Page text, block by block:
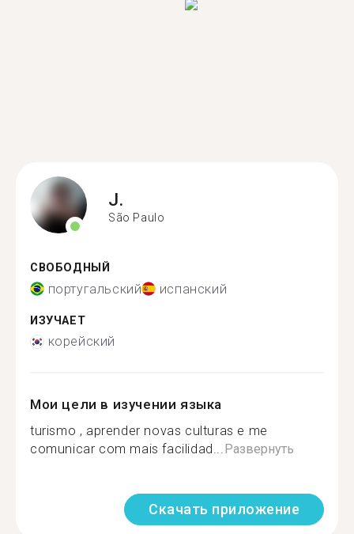
J.
São Paulo
СВОБОДНЫЙ
португальский испанский
ИЗУЧАЕТ
корейский
Мои цели в изучении языка
turismo , aprender novas culturas e me
comunicar com mais facilidad...Развернуть
Скачать приложение